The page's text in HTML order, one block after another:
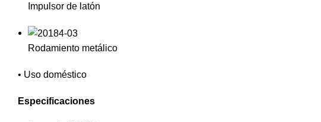
Impulsor de latón
Rodamiento metálico
• Uso doméstico
Especificaciones